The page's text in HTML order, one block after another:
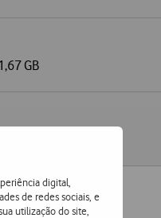
digital,
de redes sociais, e
utilização do site,
GB